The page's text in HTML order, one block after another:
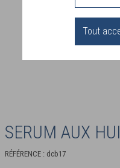
Tout
SERUM AUX
RÉFÉRENCE : dcb17